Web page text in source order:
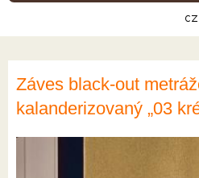
Záves black-out
kalanderizovaný „03